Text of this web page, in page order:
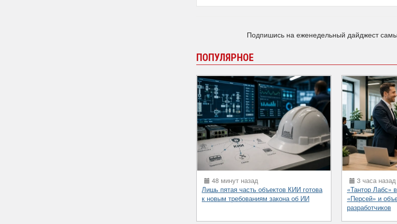
Подпишись на еженедельный дайджест
ПОПУЛЯРНОЕ
48 минут назад
Лишь пятая часть объектов КИИ готова
к новым требованиям закона об ИИ
3 часа назад
«Тантор Лабс»
«Персей» и
разработчиков